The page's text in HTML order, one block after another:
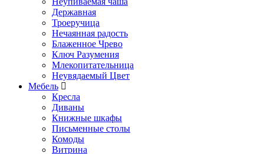
Державная
Троеручица
Нечаянная радость
Блаженное Чрево
Ключ Разумения
Млекопитательница
Неувядаемый Цвет
Мебель
Кресла
Диваны
Книжные шкафы
Письменные столы
Комоды
Витрина